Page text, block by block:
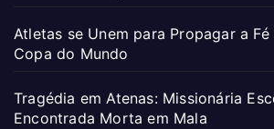
Atletas se Unem para Propagar a
Copa do Mundo
Tragédia em Atenas: Missionária
Encontrada Morta em Mala